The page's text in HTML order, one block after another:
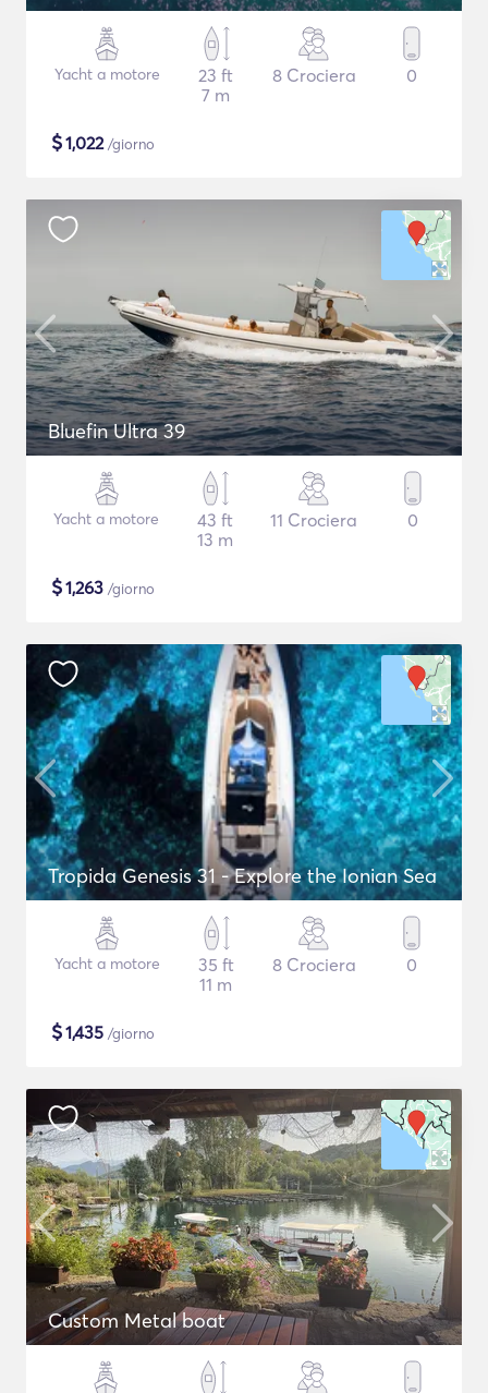
Yacht a motore
23 ft
7 m
8 Crociera 0
$1,022/giorno
Bluefin Ultra 39
Yacht a motore
43 ft
13 m
11 Crociera 0
$1,263 /giorno
Tropida Genesis 31 - Explore the Ionian Sea
Yacht a motore
35 ft
11 m
8 Crociera 0
$1,435 /giorno
Custom Metal boat